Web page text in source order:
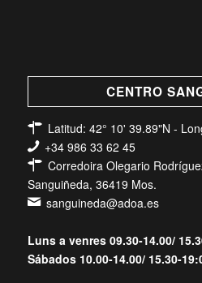
CENTRO
Latitud: 42° 10' 39.89"N -
+34 986 33 62 45
Corredoira Olegario
Sanguiñeda, 36419 Mos.
sanguineda@adoa.es
Luns a venres 09.30-14.00/
Sábados 10.00-14.00/ 15.30-